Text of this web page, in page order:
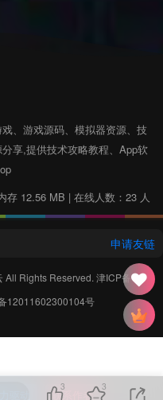
、游戏源码、模拟器资源、技
享,提供技术攻略教程、App软
存 12.56 MB | 在线人数：23 人
申请友链
All Rights Reserved. 津ICP备
12011602300104号
3 3
驱动 联系作者